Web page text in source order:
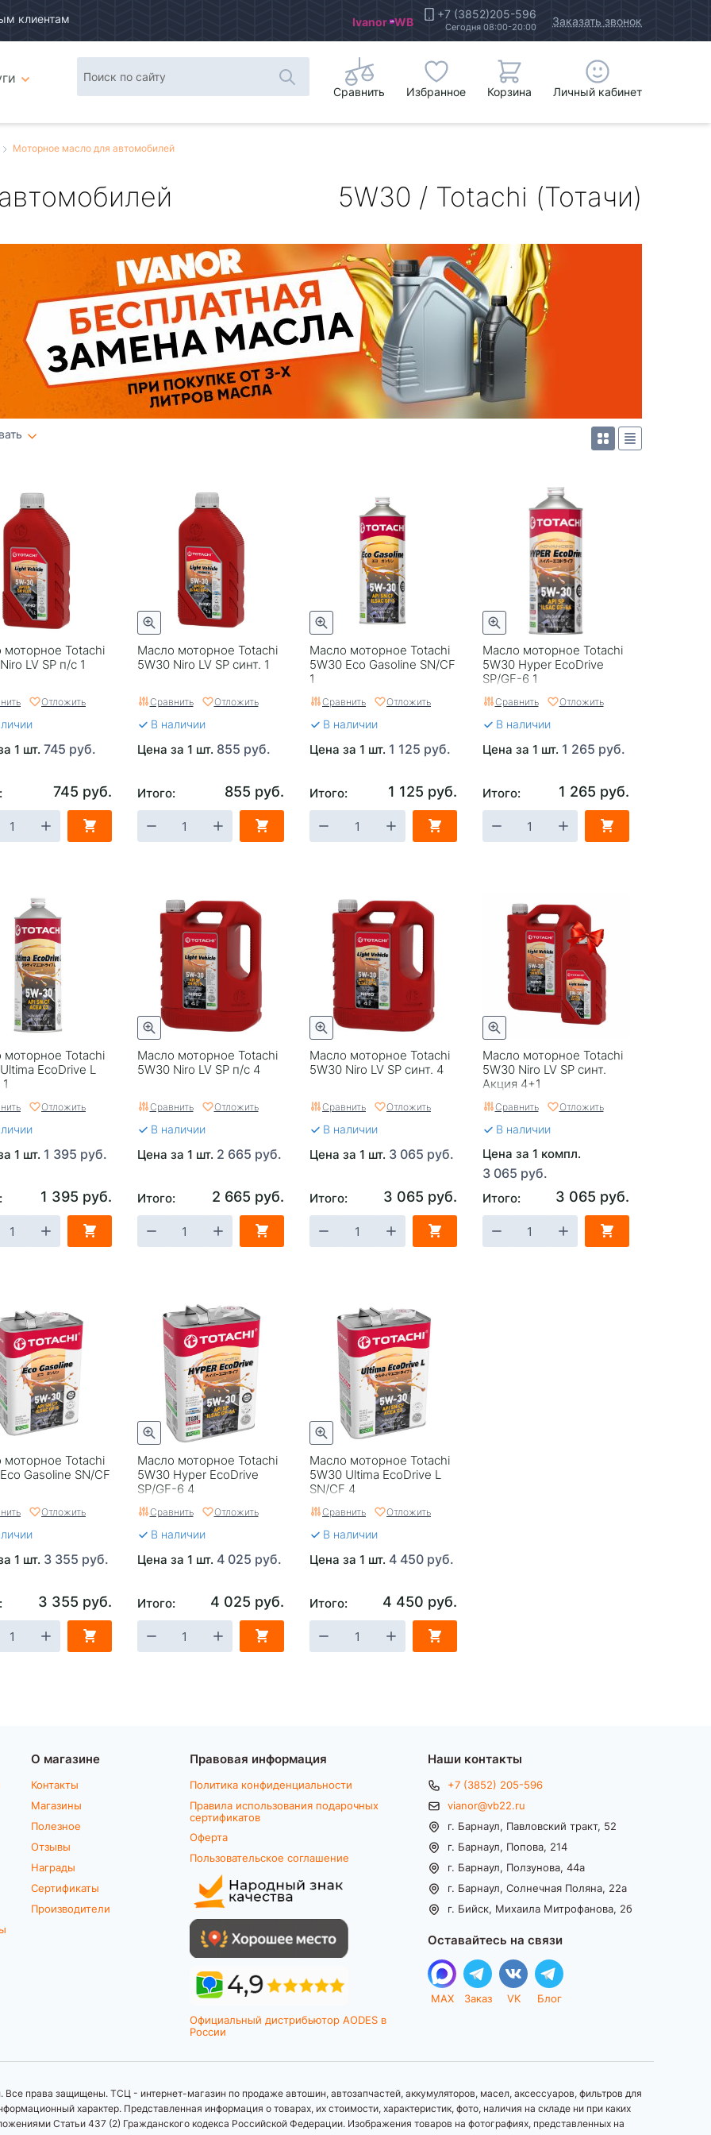
клиентам Ivanor WB +7 (3852)205-596
Сегодня 08:00-20:00 Заказать звонок
Сравнить Избранное Корзина Личный кабинет
Моторное масло для автомобилей
5W30 / Totachi (Тотачи)
моторное Totachi
LV SP п/с 1
Отложить
1 шт. 745 руб.
745 руб.
Масло моторное Totachi
5W30 Niro LV SP синт. 1
Сравнить Отложить
В наличии
Цена за 1 шт. 855 руб.
Итого: 855 руб.
Масло моторное Totachi
5W30 Eco Gasoline SN/CF
1
Сравнить Отложить
В наличии
Цена за 1 шт. 1 125 руб.
Итого: 1 125 руб.
Масло моторное Totachi
5W30 Hyper EcoDrive
SP/GF-6 1
Сравнить Отложить
В наличии
Цена за 1 шт. 1 265 руб.
Итого: 1 265 руб.
моторное Totachi
EcoDrive L
Отложить
1 шт. 1 395 руб.
1 395 руб.
Масло моторное Totachi
5W30 Niro LV SP п/с 4
Сравнить Отложить
В наличии
Цена за 1 шт. 2 665 руб.
Итого: 2 665 руб.
Масло моторное Totachi
5W30 Niro LV SP синт. 4
Сравнить Отложить
В наличии
Цена за 1 шт. 3 065 руб.
Итого: 3 065 руб.
Масло моторное Totachi
5W30 Niro LV SP синт.
Акция 4+1
Сравнить Отложить
В наличии
Цена за 1 компл.
3 065 руб.
Итого: 3 065 руб.
моторное Totachi
Gasoline SN/CF
Отложить
1 шт. 3 355 руб.
3 355 руб.
Масло моторное Totachi
5W30 Hyper EcoDrive
SP/GF-6 4
Сравнить Отложить
В наличии
Цена за 1 шт. 4 025 руб.
Итого: 4 025 руб.
Масло моторное Totachi
5W30 Ultima EcoDrive L
SN/CF 4
Сравнить Отложить
В наличии
Цена за 1 шт. 4 450 руб.
Итого: 4 450 руб.
О магазине
Контакты
Магазины
Полезное
Отзывы
Награды
Сертификаты
Производители
Правовая информация
Политика конфиденциальности
Правила использования подарочных
сертификатов
Оферта
Пользовательское соглашение
Официальный дистрибьютор AODES в
России
Наши контакты
+7 (3852) 205-596
vianor@vb22.ru
г. Барнаул, Павловский тракт, 52
г. Барнаул, Попова, 214
г. Барнаул, Ползунова, 44а
г. Барнаул, Солнечная Поляна, 22а
г. Бийск, Михаила Митрофанова, 2б
Оставайтесь на связи
MAX Заказ VK Блог
права защищены. ТСЦ - интернет-магазин по продаже автошин, автозапчастей, аккумуляторов, масел, аксессуаров, фильтров для
характер. Представленная информация о товарах, их стоимости, характеристик, фото, наличия на складе ни при каких
Статьи 437 (2) Гражданского кодекса Российской Федерации. Изображения товаров на фотографиях, представленных на